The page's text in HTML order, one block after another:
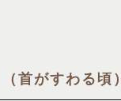
首がすわる頃）